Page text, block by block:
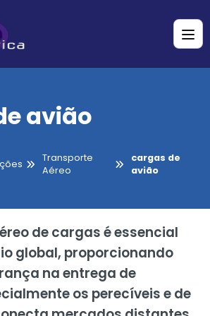
avião
Transporte
Aéreo
cargas de
avião
de cargas é essencial
global, proporcionando
na entrega de
os perecíveis e de